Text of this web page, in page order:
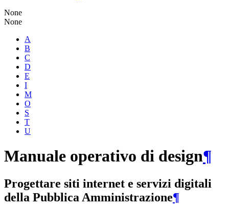
None
None
A
B
C
D
E
I
M
O
S
T
U
Manuale operativo di design¶
Progettare siti internet e servizi digitali
della Pubblica Amministrazione¶